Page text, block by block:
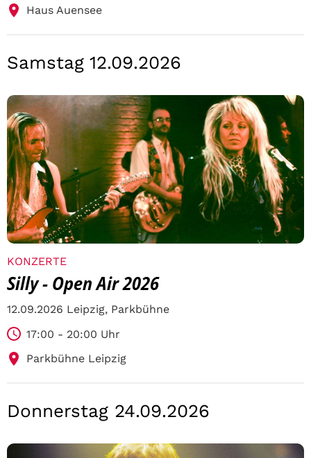
Haus Auensee
Samstag 12.09.2026
KONZERTE
Silly - Open Air 2026
12.09.2026 Leipzig, Parkbühne
17:00 - 20:00 Uhr
Parkbühne Leipzig
Donnerstag 24.09.2026